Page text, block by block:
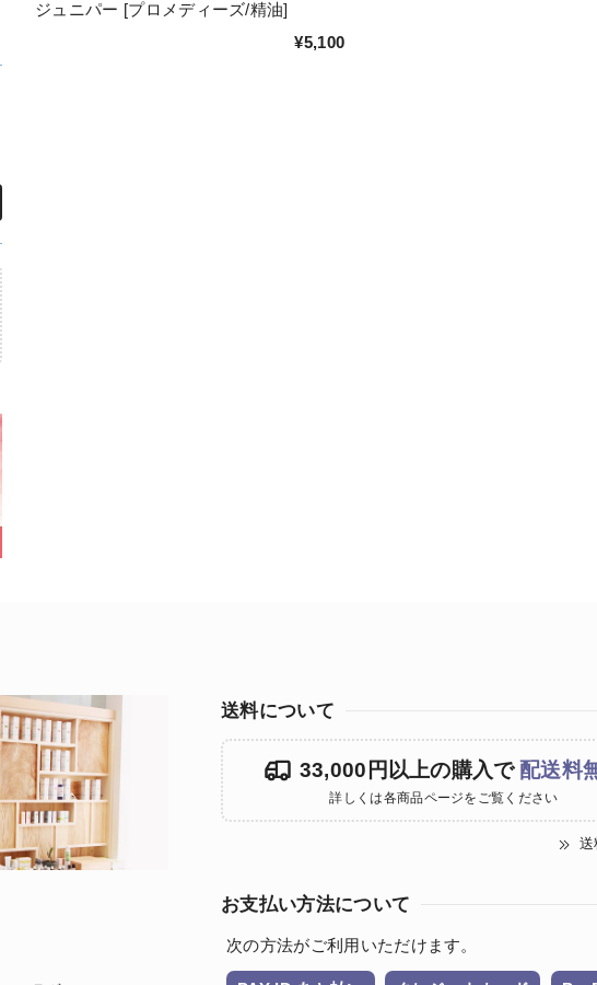
ジュニパー [プロメディーズ/精油]
¥5,100
送料について
33,000円以上の購入で 配送料
詳しくは各商品ページをご覧ください
送
お支払い方法について
次の方法がご利用いただけます。